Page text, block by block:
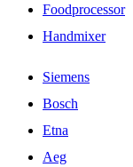
Foodprocessor
Handmixer
Siemens
Bosch
Etna
Aeg